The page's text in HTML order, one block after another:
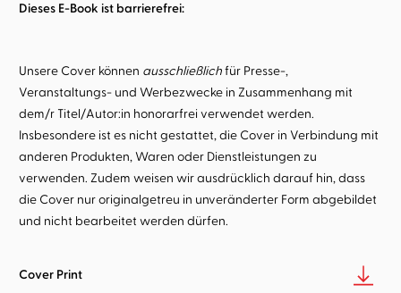
Dieses E-Book ist barrierefrei:
Unsere Cover können ausschließlichfür Presse-,
Veranstaltungs- und Werbezwecke in Zusammenhang mit
dem/r Titel/Autor:in honorarfrei verwendet werden.
Insbesondere ist es nicht gestattet, die Cover in Verbindung mit
anderen Produkten, Waren oder Dienstleistungen zu
verwenden. Zudem weisen wir ausdrücklich darauf hin, dass
die Cover nur originalgetreu in unveränderter Form abgebildet
und nicht bearbeitet werden dürfen.
Cover Print